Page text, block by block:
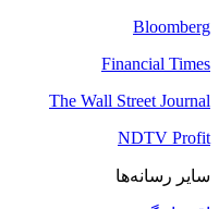
Bloomberg
Financial Times
The Wall Street Journal
NDTV Profit
سایر رسانه‌ها